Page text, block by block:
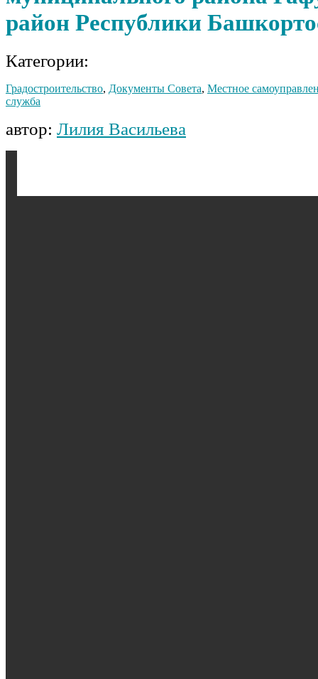
район Республики
Категории:
Градостроительство, Документы Совета, Местное
служба
автор: Лилия Васильева